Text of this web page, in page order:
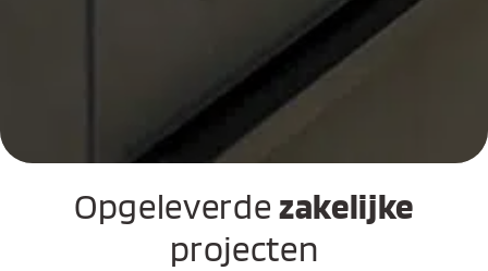
Opgeleverde zakelijke
projecten